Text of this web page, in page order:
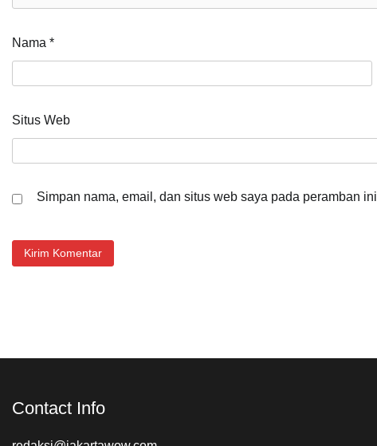
Nama *
Situs Web
Simpan nama, email, dan situs web saya pada peramban
Contact Info